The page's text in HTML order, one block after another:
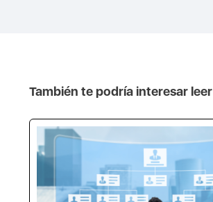
También te podría interesar leer